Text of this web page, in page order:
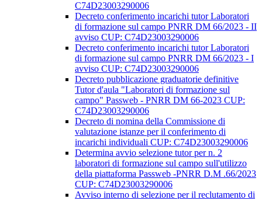
C74D23003290006
Decreto conferimento incarichi tutor Laboratori
di formazione sul campo PNRR DM 66/2023 - II
avviso CUP: C74D23003290006
Decreto conferimento incarichi tutor Laboratori
di formazione sul campo PNRR DM 66/2023 - I
avviso CUP: C74D23003290006
Decreto pubblicazione graduatorie definitive
Tutor d'aula "Laboratori di formazione sul
campo" Passweb - PNRR DM 66-2023 CUP:
C74D23003290006
Decreto di nomina della Commissione di
valutazione istanze per il conferimento di
incarichi individuali CUP: C74D23003290006
Determina avvio selezione tutor per n. 2
laboratori di formazione sul campo sull'utilizzo
della piattaforma Passweb -PNRR D.M .66/2023
CUP: C74D23003290006
Avviso interno di selezione per il reclutamento di